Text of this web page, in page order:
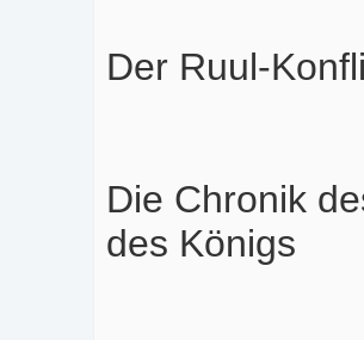
Der Ruul-
Die Chronik
des Königs